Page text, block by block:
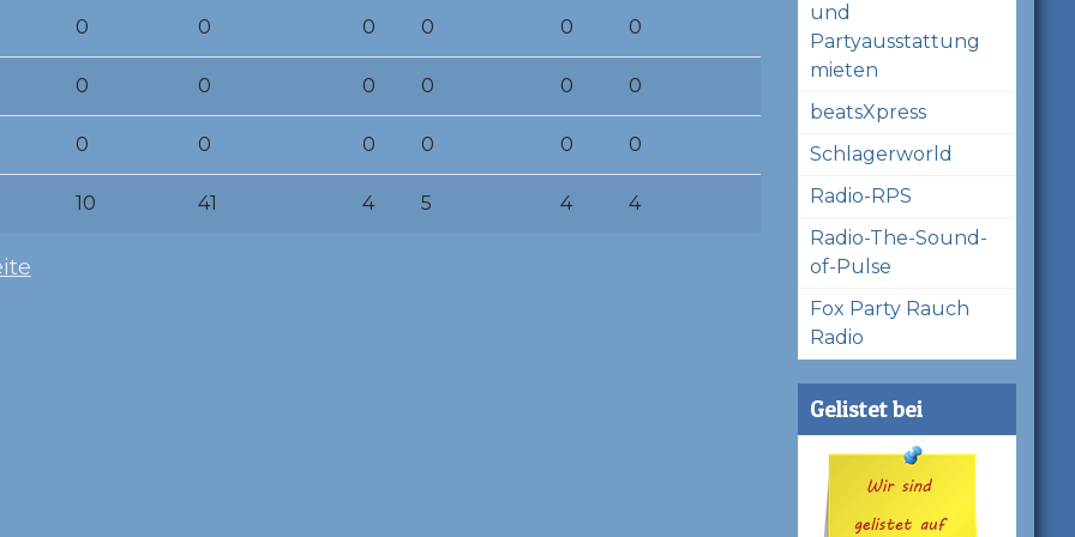
0 0 0 0 0 0
0 0 0 0 0 0
0 0 0 0 0 0
10 41 4 5 4 4
und
Partyausstattung
mieten
beatsXpress
Schlagerworld
Radio-RPS
Radio-The-Sound-
of-Pulse
Fox Party Rauch
Radio
Gelistet bei